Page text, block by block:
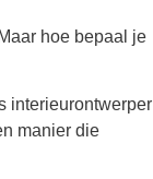
hoe bepaal je
interieurontwerper
manier die